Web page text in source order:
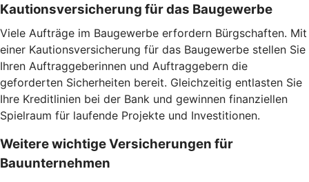
Kautionsversicherung für das Baugewerbe
Viele Aufträge im Baugewerbe erfordern Bürgschaften. Mit
einer Kautionsversicherung für das Baugewerbe stellen Sie
Ihren Auftraggeberinnen und Auftraggebern die
geforderten Sicherheiten bereit. Gleichzeitig entlasten Sie
Ihre Kreditlinien bei der Bank und gewinnen finanziellen
Spielraum für laufende Projekte und Investitionen.
Weitere wichtige Versicherungen für
Bauunternehmen